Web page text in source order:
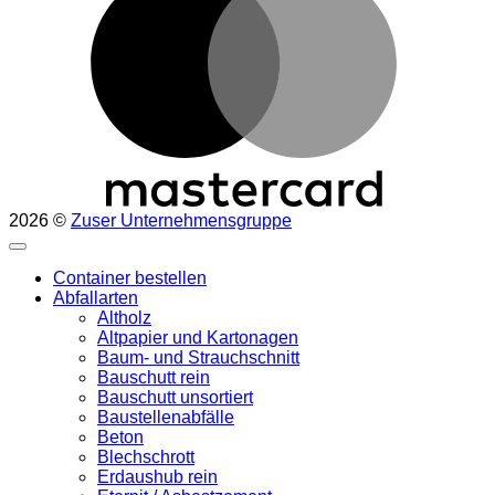
2026 © Zuser Unternehmensgruppe
Container bestellen
Abfallarten
Altholz
Altpapier und Kartonagen
Baum- und Strauchschnitt
Bauschutt rein
Bauschutt unsortiert
Baustellenabfälle
Beton
Blechschrott
Erdaushub rein